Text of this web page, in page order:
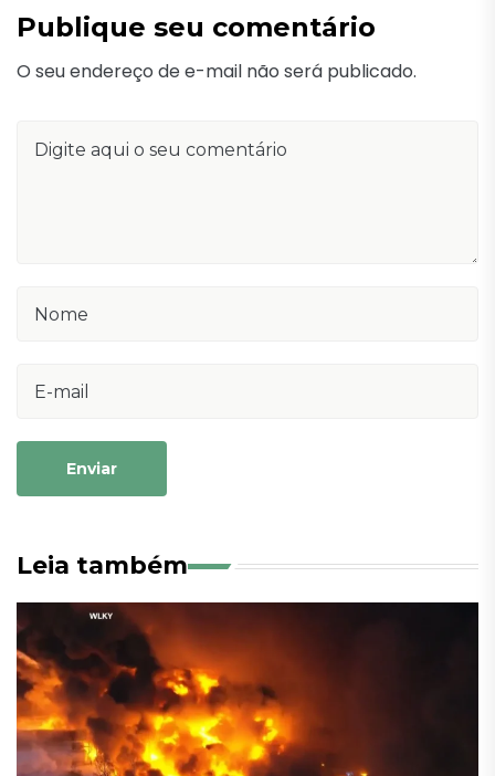
Publique seu comentário
O seu endereço de e-mail não será publicado.
Enviar
Leia também